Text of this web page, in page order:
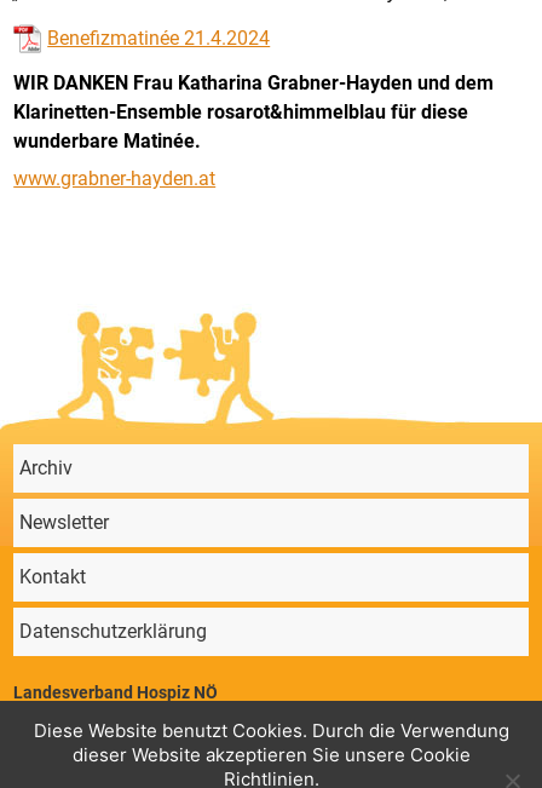
Benefizmatinée 21.4.2024
WIR DANKEN Frau Katharina Grabner-Hayden und dem
Klarinetten-Ensemble rosarot&himmelblau für diese
wunderbare Matinée.
www.grabner-hayden.at
Archiv
Newsletter
Kontakt
Datenschutzerklärung
Landesverband Hospiz NÖ
Mail:office@hospiz-noe.at
Konto Landesverband Hospiz NÖ,Geschäftsstelle: RK Guntramsdorf,
Diese Website benutzt Cookies. Durch die Verwendung
dieser Website akzeptieren Sie unsere Cookie
Richtlinien.